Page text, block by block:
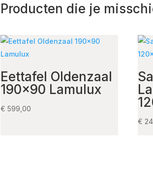
Producten die je
Eettafel Oldenzaal
190×90 Lamulux
€ 599,00
€